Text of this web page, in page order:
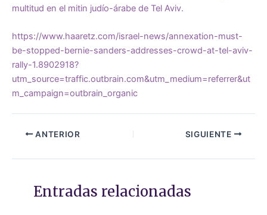
multitud en el mitin judío-árabe de Tel Aviv.
https://www.haaretz.com/israel-news/annexation-must-
be-stopped-bernie-sanders-addresses-crowd-at-tel-aviv-
rally-1.8902918?
utm_source=traffic.outbrain.com&utm_medium=referrer&ut
m_campaign=outbrain_organic
ANTERIOR SIGUIENTE
Entradas relacionadas